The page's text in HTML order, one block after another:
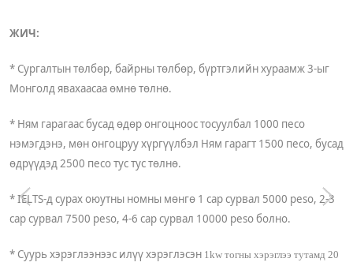
ЖИЧ:
* Сургалтын төлбөр, байрны төлбөр, бүртгэлийн хураамж 3-ыг
Монголд явахаасаа өмнө төлнө.
* Ням гарагаас бусад өдөр онгоцноос тосуулбал 1000 песо
нэмэгдэнэ, мөн онгоцруу хүргүүлбэл Ням гарагт 1500 песо, бусад
өдрүүдэд 2500 песо тус тус төлнө.
*IELTS-д сурах оюутны номны мөнгө 1 сар сурвал 5000 peso, 2-3
сар сурвал 7500 peso, 4-6 сар сурвал 10000 pesoболно.
* Суурь хэрэглээнээс илүү хэрэглэсэн 1kw тогны хэрэглээ тутамд 20